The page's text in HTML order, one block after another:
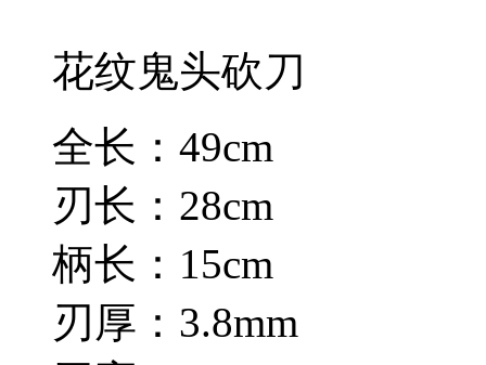
花纹鬼头砍刀
全长：49cm
刃长：28cm
柄长：15cm
刃厚：3.8mm